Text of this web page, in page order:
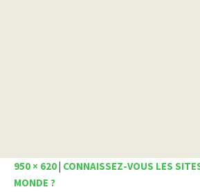
950 × 620| CONNAISSEZ-VOUS LES
MONDE ?